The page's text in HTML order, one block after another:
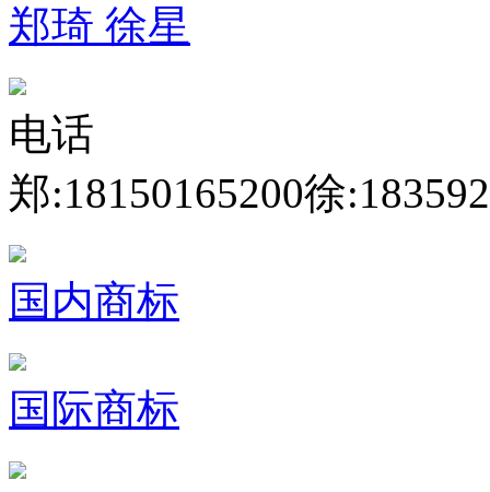
郑琦 徐星
电话
郑:18150165200徐
国内商标
国际商标